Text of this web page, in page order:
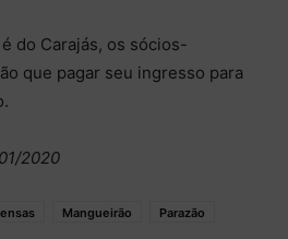
do Carajás, os sócios-
que pagar seu ingresso para
2020
Mangueirão Parazão